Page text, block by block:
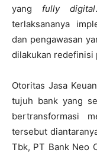
yang fully digital
terlaksananya
dan pengawasan
dilakukan redefinisi
Otoritas Jasa
tujuh bank yang
bertransformasi
tersebut
Tbk, PT Bank Neo